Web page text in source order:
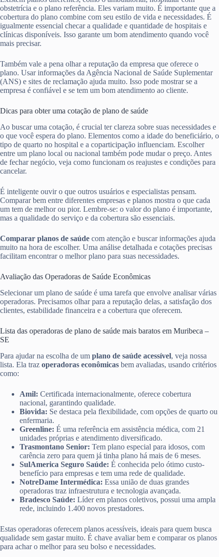
obstetrícia e o plano referência. Eles variam muito. É importante que a
cobertura do plano combine com seu estilo de vida e necessidades. É
igualmente essencial checar a qualidade e quantidade de hospitais e
clínicas disponíveis. Isso garante um bom atendimento quando você
mais precisar.
Também vale a pena olhar a reputação da empresa que oferece o
plano. Usar informações da Agência Nacional de Saúde Suplementar
(ANS) e sites de reclamação ajuda muito. Isso pode mostrar se a
empresa é confiável e se tem um bom atendimento ao cliente.
Dicas para obter uma cotação de plano de saúde
Ao buscar uma cotação, é crucial ter clareza sobre suas necessidades e
o que você espera do plano. Elementos como a idade do beneficiário, o
tipo de quarto no hospital e a coparticipação influenciam. Escolher
entre um plano local ou nacional também pode mudar o preço. Antes
de fechar negócio, veja como funcionam os reajustes e condições para
cancelar.
É inteligente ouvir o que outros usuários e especialistas pensam.
Comparar bem entre diferentes empresas e planos mostra o que cada
um tem de melhor ou pior. Lembre-se: o valor do plano é importante,
mas a qualidade do serviço e da cobertura são essenciais.
Comparar planos de saúde com atenção e buscar informações ajuda
muito na hora de escolher. Uma análise detalhada e cotações precisas
facilitam encontrar o melhor plano para suas necessidades.
Avaliação das Operadoras de Saúde Econômicas
Selecionar um plano de saúde é uma tarefa que envolve analisar várias
operadoras. Precisamos olhar para a reputação delas, a satisfação dos
clientes, estabilidade financeira e a cobertura que oferecem.
Lista das operadoras de plano de saúde mais baratos em Muribeca –
SE
Para ajudar na escolha de um plano de saúde acessível, veja nossa
lista. Ela traz operadoras econômicas bem avaliadas, usando critérios
como:
Amil: Certificada internacionalmente, oferece cobertura
nacional, garantindo qualidade.
Biovida: Se destaca pela flexibilidade, com opções de quarto ou
enfermaria.
Greenline: É uma referência em assistência médica, com 21
unidades próprias e atendimento diversificado.
Trasmontano Senior: Tem plano especial para idosos, com
carência zero para quem já tinha plano há mais de 6 meses.
SulAmerica Seguro Saúde: É conhecida pelo ótimo custo-
benefício para empresas e tem uma rede de qualidade.
NotreDame Intermédica: Essa união de duas grandes
operadoras traz infraestrutura e tecnologia avançada.
Bradesco Saúde: Líder em planos coletivos, possui uma ampla
rede, incluindo 1.400 novos prestadores.
Estas operadoras oferecem planos acessíveis, ideais para quem busca
qualidade sem gastar muito. É chave avaliar bem e comparar os planos
para achar o melhor para seu bolso e necessidades.